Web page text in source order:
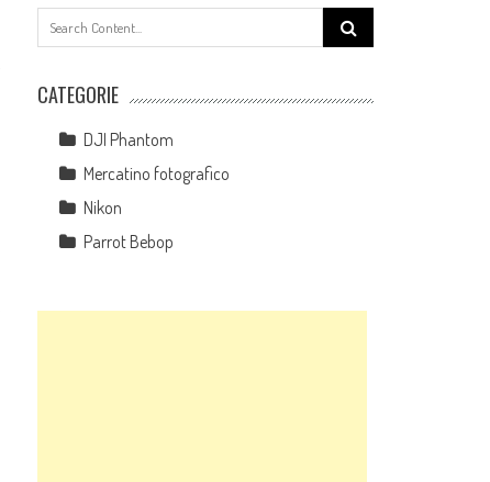
Search
for:
CATEGORIE
DJI Phantom
Mercatino fotografico
Nikon
Parrot Bebop